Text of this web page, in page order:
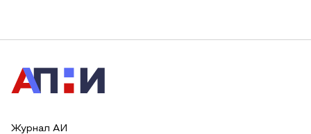
Журнал АИ